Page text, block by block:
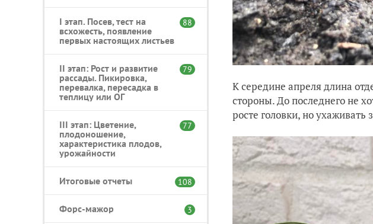
I этап. Посев, тест на
всхожесть, появление
первых настоящих листьев
88
II этап: Рост и развитие
рассады. Пикировка,
перевалка, пересадка в
теплицу или ОГ
79
III этап: Цветение,
плодоношение,
характеристика плодов,
урожайности
77
Итоговые отчеты 108
Форс-мажор 3
К середине апреля длина
стороны. До последнего не
росте головки, но ухаживать